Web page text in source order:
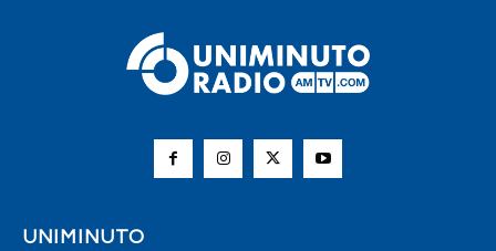
UNIMINUTO